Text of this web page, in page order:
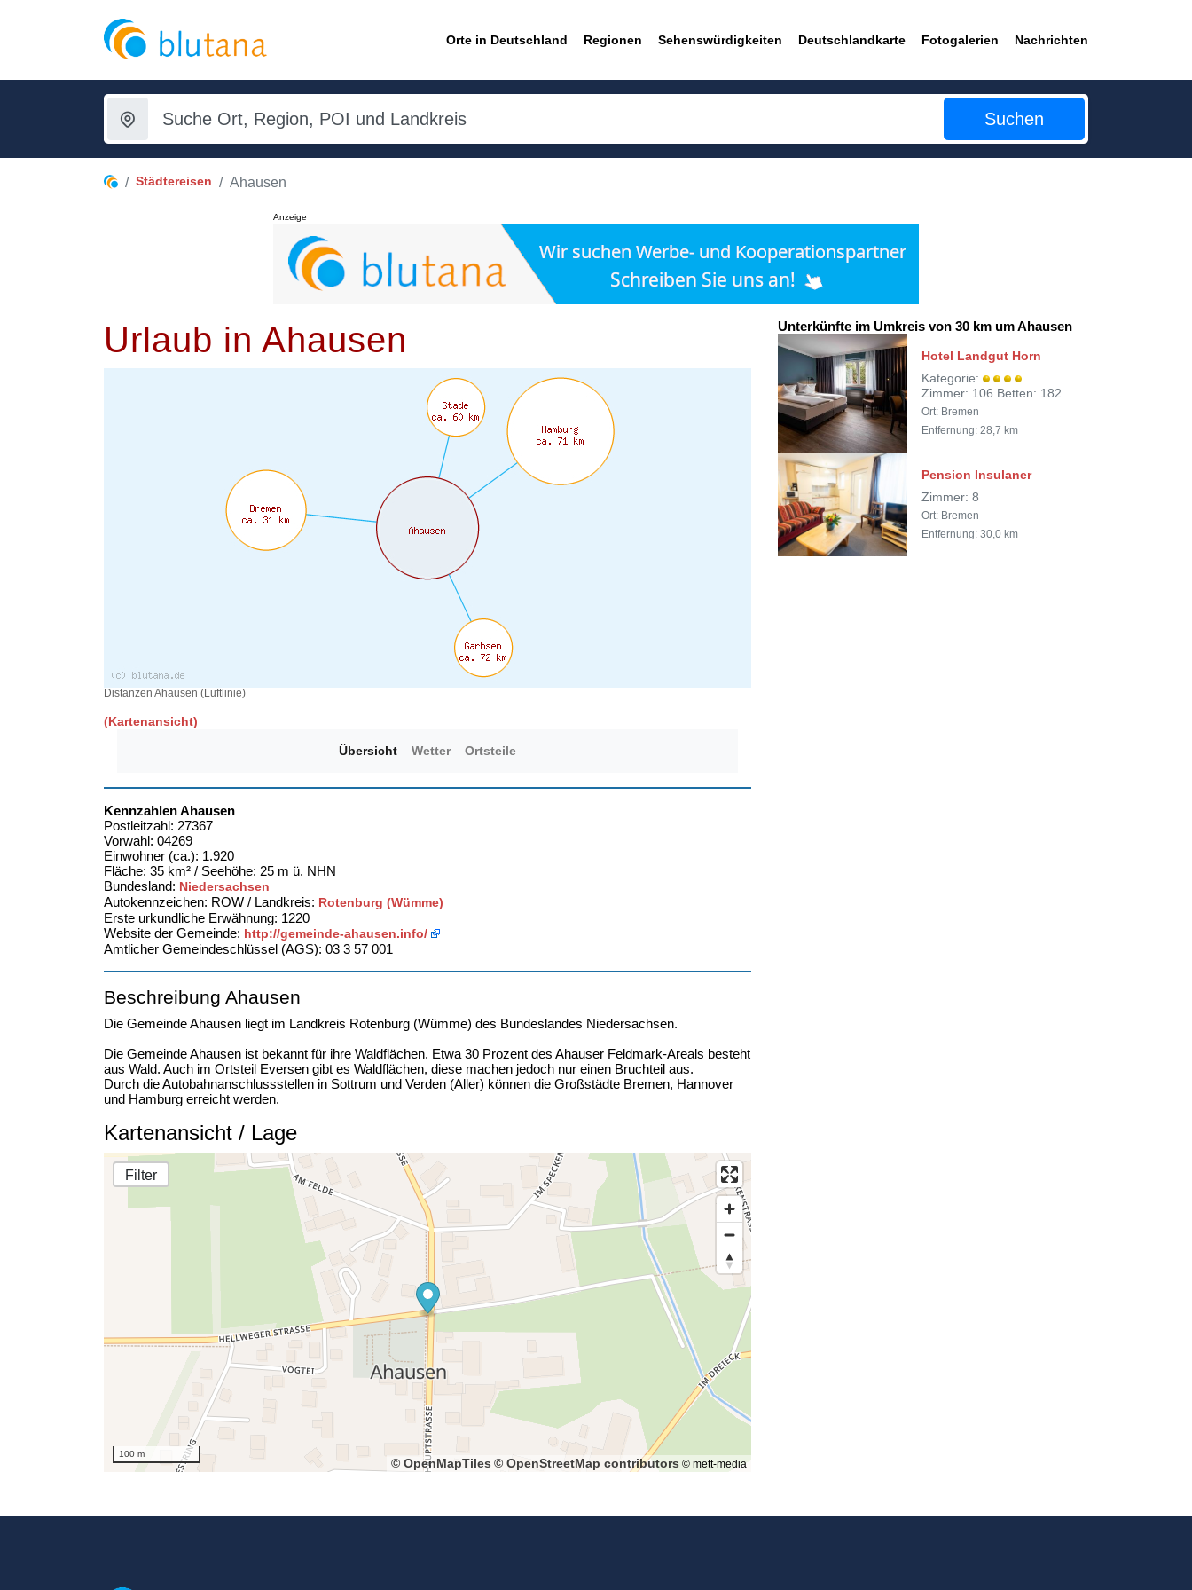
Orte in Deutschland Regionen Sehenswürdigkeiten Deutschlandkarte Fotogalerien Nachrichten
Suchen
Städtereisen Ahausen
Anzeige
Urlaub in Ahausen
Distanzen Ahausen (Luftlinie)
(Kartenansicht)
Übersicht Wetter Ortsteile
Kennzahlen Ahausen
Postleitzahl: 27367
Vorwahl: 04269
Einwohner (ca.): 1.920
Fläche: 35 km² / Seehöhe: 25 m ü. NHN
Bundesland: Niedersachsen
Autokennzeichen: ROW / Landkreis: Rotenburg (Wümme)
Erste urkundliche Erwähnung: 1220
Website der Gemeinde: http://gemeinde-ahausen.info/
Amtlicher Gemeindeschlüssel (AGS): 03 3 57 001
Beschreibung Ahausen
Die Gemeinde Ahausen liegt im Landkreis Rotenburg (Wümme) des Bundeslandes Niedersachsen.
Die Gemeinde Ahausen ist bekannt für ihre Waldflächen. Etwa 30 Prozent des Ahauser Feldmark-Areals besteht
aus Wald. Auch im Ortsteil Eversen gibt es Waldflächen, diese machen jedoch nur einen Bruchteil aus.
Durch die Autobahnanschlussstellen in Sottrum und Verden (Aller) können die Großstädte Bremen, Hannover
und Hamburg erreicht werden.
Kartenansicht / Lage
Filter
100 m
© OpenMapTiles © OpenStreetMap contributors © mett-media
Unterkünfte im Umkreis von 30 km um Ahausen
Hotel Landgut Horn
Kategorie:
Zimmer: 106 Betten: 182
Ort: Bremen
Entfernung: 28,7 km
Pension Insulaner
Zimmer: 8
Ort: Bremen
Entfernung: 30,0 km